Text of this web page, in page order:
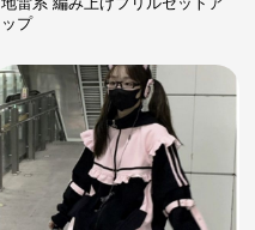
ップ